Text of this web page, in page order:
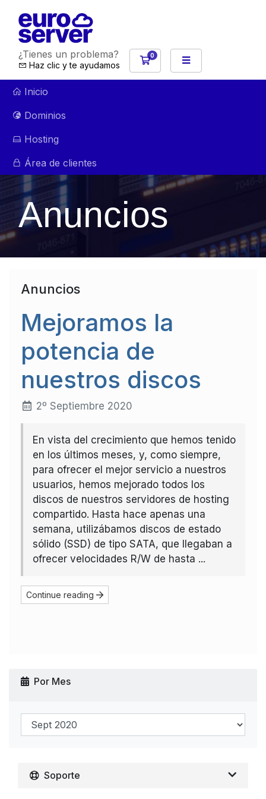
¿Tienes un problema?
Haz clic y te ayudamos
0
Carro de Pedidos
Inicio
Dominios
Hosting
Área de clientes
Anuncios
Anuncios
Mejoramos la
potencia de
nuestros discos
2º Septiembre 2020
En vista del crecimiento que hemos tenido
en los últimos meses, y, como siempre,
para ofrecer el mejor servicio a nuestros
usuarios, hemos mejorado todos los
discos de nuestros servidores de hosting
compartido. Hasta hace apenas una
semana, utilizábamos discos de estado
sólido (SSD) de tipo SATA, que llegaban a
ofrecer velocidades R/W de hasta ...
Continue reading
Por Mes
Soporte